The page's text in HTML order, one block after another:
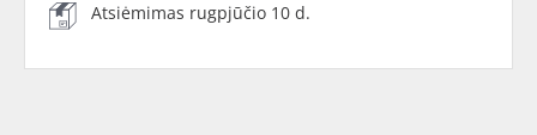
Atsiėmimas rugpjūčio 10 d.